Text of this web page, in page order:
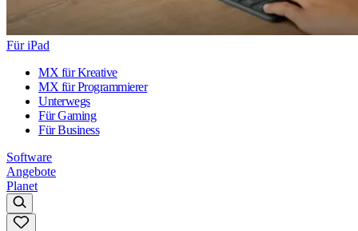
Für iPad
MX für Kreative
MX für Programmierer
Unterwegs
Für Gaming
Für Business
Software
Angebote
Planet